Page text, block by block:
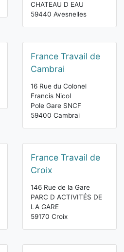
CHATEAU D EAU
59440 Avesnelles
France Travail de
Cambrai
16 Rue du Colonel
Francis Nicol
Pole Gare SNCF
59400 Cambrai
France Travail de
Croix
146 Rue de la Gare
PARC D ACTIVITÉS DE
LA GARE
59170 Croix